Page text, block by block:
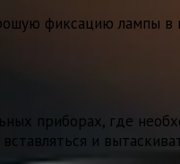
фиксацию лампы
приборах, где
и